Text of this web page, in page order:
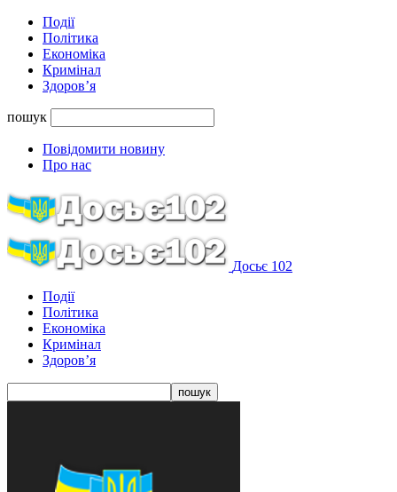
Події
Політика
Економіка
Кримінал
Здоров’я
пошук
Повідомити новину
Про нас
Досьє 102
Події
Політика
Економіка
Кримінал
Здоров’я